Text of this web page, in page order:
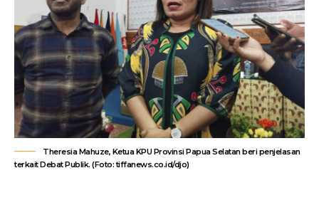
Theresia Mahuze, Ketua KPU Provinsi Papua Selatan beri penjelasan
terkait Debat Publik. (Foto: tiffanews.co.id/djo)